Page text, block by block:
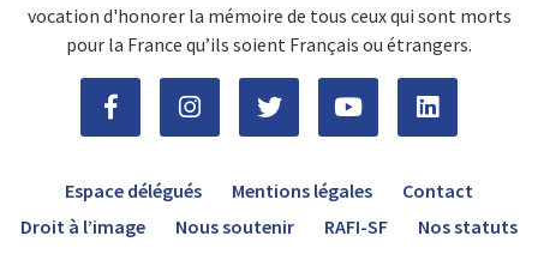
vocation d'honorer la mémoire de tous ceux qui sont morts
pour la France qu’ils soient Français ou étrangers.
Espace délégués Mentions légales
Contact
Droit à l’image
Nous soutenir RAFI-SF Nos statuts